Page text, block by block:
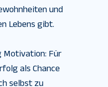
und
Lebens gibt.
Motivation: Für
als Chance
selbst zu